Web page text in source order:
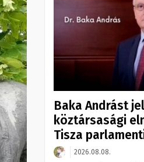
Baka Andrást
köztársasági
Tisza
2026.08.08.